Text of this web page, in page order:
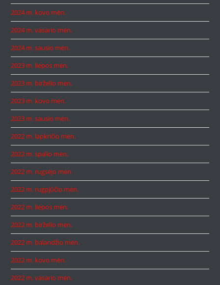
2024 m. kovo mėn.
2024 m. vasario mėn.
2024 m. sausio mėn.
2023 m. liepos mėn.
2023 m. birželio mėn.
2023 m. kovo mėn.
2023 m. sausio mėn.
2022 m. lapkričio mėn.
2022 m. spalio mėn.
2022 m. rugsėjo mėn.
2022 m. rugpjūčio mėn.
2022 m. liepos mėn.
2022 m. birželio mėn.
2022 m. balandžio mėn.
2022 m. kovo mėn.
2022 m. vasario mėn.